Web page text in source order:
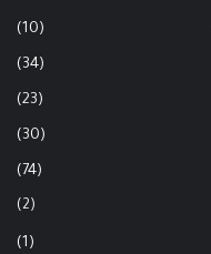
(10)
(34)
(23)
(30)
(74)
(2)
(1)